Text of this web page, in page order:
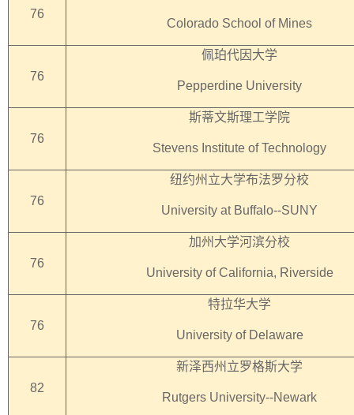
76
Colorado School of Mines
76
佩珀代因大学
Pepperdine University
76
斯蒂文斯理工学院
Stevens Institute of Technology
76
纽约州立大学布法罗分校
University at Buffalo--SUNY
76
加州大学河滨分校
University of California, Riverside
76
特拉华大学
University of Delaware
82
新泽西州立罗格斯大学
Rutgers University--Newark